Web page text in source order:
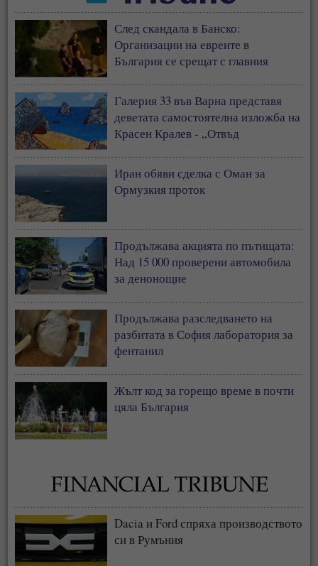
След скандала в Банско:
Организации на евреите в
България се срещат с главния
Галерия 33 във Варна представя
деветата самостоятелна изложба на
Красен Кралев - „Отвъд
съзерцанието“
Иран обяви сделка с Оман за
Ормузкия проток
Продължава акцията по пътищата:
Над 15 000 проверени автомобила
за денонощие
Продължава разследването на
разбитата в София лаборатория за
фентанил
Жълт код за горещо време в почти
цяла България
Dacia и Ford спряха производството
си в Румъния